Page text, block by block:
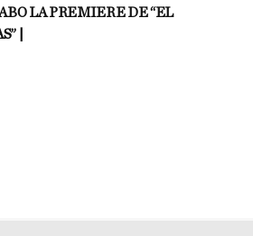
LA PREMIERE DE “EL
|